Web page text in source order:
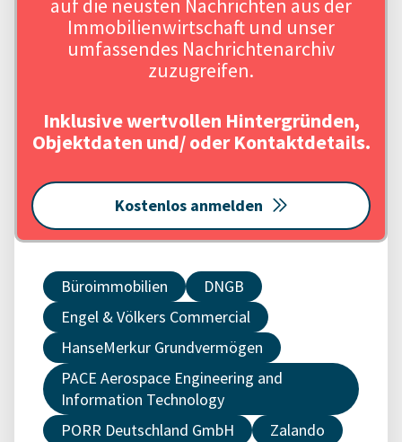
auf die neusten Nachrichten aus der
Immobilienwirtschaft und unser
umfassendes Nachrichtenarchiv
zuzugreifen.
Inklusive wertvollen Hintergründen,
Objektdaten und/ oder Kontaktdetails.
Kostenlos anmelden
Büroimmobilien
DNGB
Engel & Völkers Commercial
HanseMerkur Grundvermögen
PACE Aerospace Engineering and
Information Technology
PORR Deutschland GmbH
Zalando